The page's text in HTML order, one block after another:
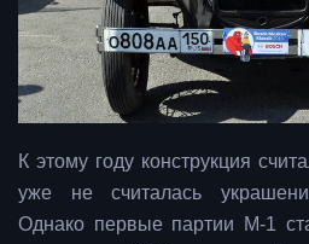
К этому году конструкция
уже не считалась
Однако первые партии М-1